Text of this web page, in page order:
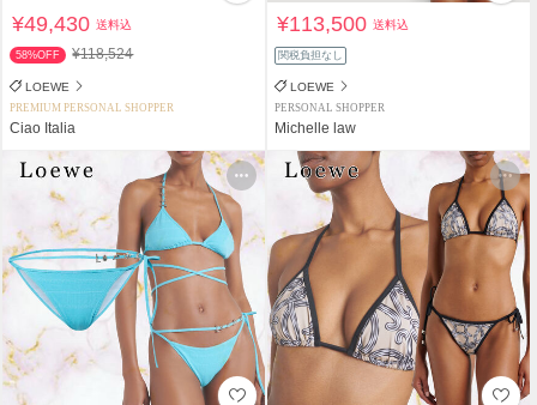
¥49,430送料込
58%OFF ¥118,524
LOEWE
PREMIUM PERSONAL SHOPPER
Ciao Italia
¥113,500送料込
関税負担なし
LOEWE
PERSONAL SHOPPER
Michelle law